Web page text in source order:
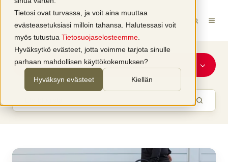
Tietosi ovat turvassa, ja voit aina muuttaa
evästeasetuksiasi milloin tahansa. Halutessasi voit
myös tutustua Tietosuojaselosteemme
Hyväksytkö evästeet, jotta voimme tarjota sinulle
parhaan mahdollisen käyttökokemuksen?
Hyväksyn evästeet Kiellän
Palo- ja pelastustoimi
Harmaa